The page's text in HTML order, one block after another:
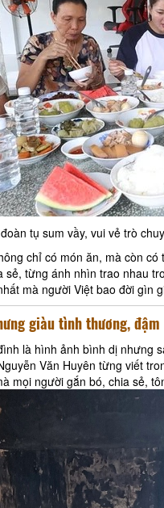
tụ sum vầy, vui vẻ trò
chỉ có món ăn, mà còn
sẻ, từng ánh nhìn trao nhau
mà người Việt bao đời gìn
giàu tình thương, đậm
là hình ảnh bình dị nhưng
Văn Huyên từng viết
mọi người gắn bó, chia sẻ,